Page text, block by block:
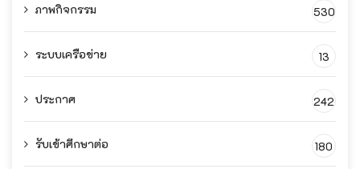
ภาพกิจกรรม 530
ระบบเครือข่าย 13
ประกาศ 242
รับเข้าศึกษาต่อ 180